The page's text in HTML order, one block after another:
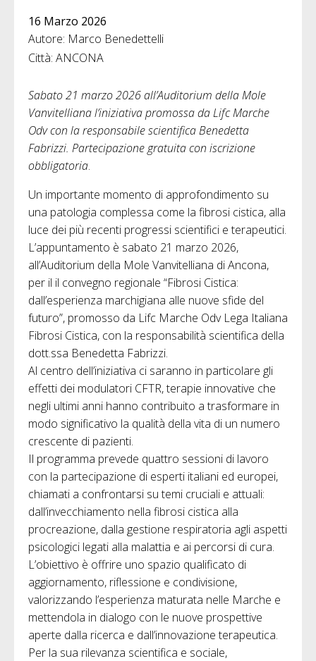
16 Marzo 2026
Autore: Marco Benedettelli
Città: ANCONA
Sabato 21 marzo 2026 all’Auditorium della Mole
Vanvitelliana l’iniziativa promossa da Lifc Marche
Odv con la responsabile scientifica Benedetta
Fabrizzi. Partecipazione gratuita con iscrizione
obbligatoria.
Un importante momento di approfondimento su
una patologia complessa come la fibrosi cistica, alla
luce dei più recenti progressi scientifici e terapeutici.
L’appuntamento è sabato 21 marzo 2026,
all’Auditorium della Mole Vanvitelliana di Ancona,
per il il convegno regionale “Fibrosi Cistica:
dall’esperienza marchigiana alle nuove sfide del
futuro”, promosso da Lifc Marche Odv Lega Italiana
Fibrosi Cistica, con la responsabilità scientifica della
dott.ssa Benedetta Fabrizzi.
Al centro dell’iniziativa ci saranno in particolare gli
effetti dei modulatori CFTR, terapie innovative che
negli ultimi anni hanno contribuito a trasformare in
modo significativo la qualità della vita di un numero
crescente di pazienti.
Il programma prevede quattro sessioni di lavoro
con la partecipazione di esperti italiani ed europei,
chiamati a confrontarsi su temi cruciali e attuali:
dall’invecchiamento nella fibrosi cistica alla
procreazione, dalla gestione respiratoria agli aspetti
psicologici legati alla malattia e ai percorsi di cura.
L’obiettivo è offrire uno spazio qualificato di
aggiornamento, riflessione e condivisione,
valorizzando l’esperienza maturata nelle Marche e
mettendola in dialogo con le nuove prospettive
aperte dalla ricerca e dall’innovazione terapeutica.
Per la sua rilevanza scientifica e sociale,